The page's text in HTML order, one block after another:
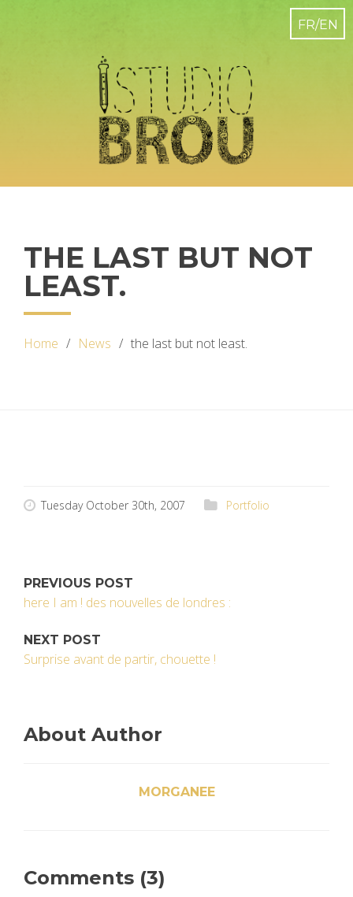
THE LAST BUT NOT
LEAST.
Home News the last but not least.
Tuesday October 30th, 2007 Portfolio
PREVIOUS POST
here I am ! des nouvelles de londres :
NEXT POST
Surprise avant de partir, chouette !
About Author
MORGANEE
Comments (3)